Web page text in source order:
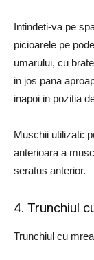
Intindeti-va pe
picioarele pe
umarului, cu
in jos pana
inapoi in pozitia
Muschii utilizati:
anterioara a
seratus anterior.
4. Trunchiul
Trunchiul cu